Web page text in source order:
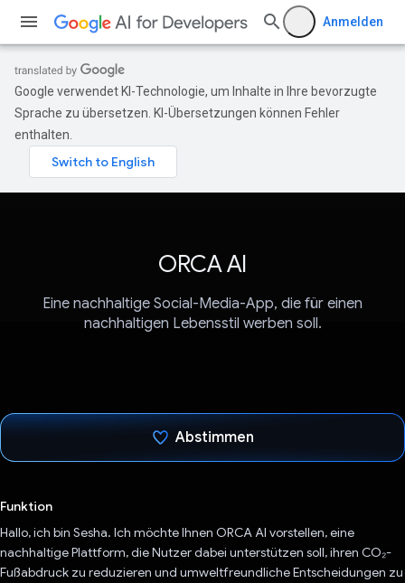
Anmelden
Google verwendet KI-Technologie, um Inhalte in Ihre bevorzugte
Sprache zu übersetzen. KI-Übersetzungen können Fehler
enthalten.
ORCA AI
Eine nachhaltige Social-Media-App, die für einen
nachhaltigen Lebensstil werben soll.
Abstimmen
Funktion
Hallo, ich bin Sesha. Ich möchte Ihnen ORCA AI vorstellen, eine
nachhaltige Plattform, die Nutzer dabei unterstützen soll, ihren CO₂-
Fußabdruck zu reduzieren und umweltfreundliche Entscheidungen zu